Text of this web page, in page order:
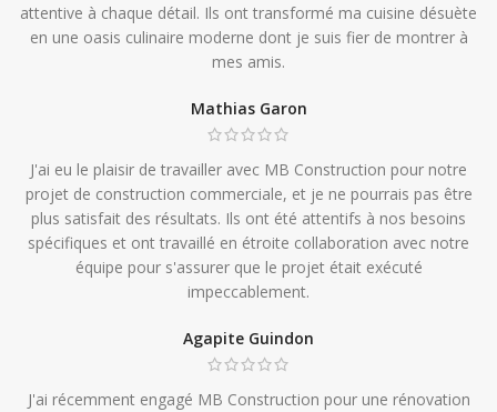
attentive à chaque détail. Ils ont transformé ma cuisine désuète
en une oasis culinaire moderne dont je suis fier de montrer à
mes amis.
Mathias Garon
J'ai eu le plaisir de travailler avec MB Construction pour notre
projet de construction commerciale, et je ne pourrais pas être
plus satisfait des résultats. Ils ont été attentifs à nos besoins
spécifiques et ont travaillé en étroite collaboration avec notre
équipe pour s'assurer que le projet était exécuté
impeccablement.
Agapite Guindon
J'ai récemment engagé MB Construction pour une rénovation